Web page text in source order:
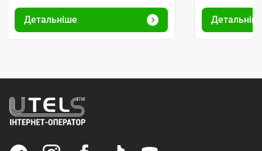
Детальніше